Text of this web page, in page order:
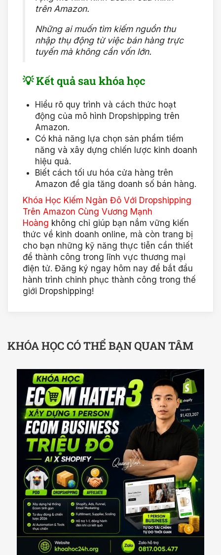
trên Amazon.
Những ai muốn tìm kiếm nguồn thu
nhập thụ động từ việc bán hàng trực
tuyến mà không cần vốn lớn.
💡 Kết quả sau khóa học
Hiểu rõ quy trình và cách thức hoạt
động của mô hình Dropshipping trên
Amazon.
Có khả năng lựa chọn sản phẩm tiềm
năng và xây dựng chiến lược kinh doanh
hiệu quả.
Biết cách tối ưu hóa cửa hàng trên
Amazon để gia tăng doanh số bán hàng.
Khóa Học Kiếm Ngàn Đô Với Dropshipping
Trên Amazon Cùng Vương Mạnh
Hoàng không chỉ giúp bạn nắm vững kiến
thức về kinh doanh online, mà còn trang bị
cho bạn những kỹ năng thực tiễn cần thiết
để thành công trong lĩnh vực thương mại
điện tử. Đăng ký ngay hôm nay để bắt đầu
hành trình chinh phục thành công trong thế
giới Dropshipping!
KHÓA HỌC CÓ THỂ BẠN QUAN TÂM